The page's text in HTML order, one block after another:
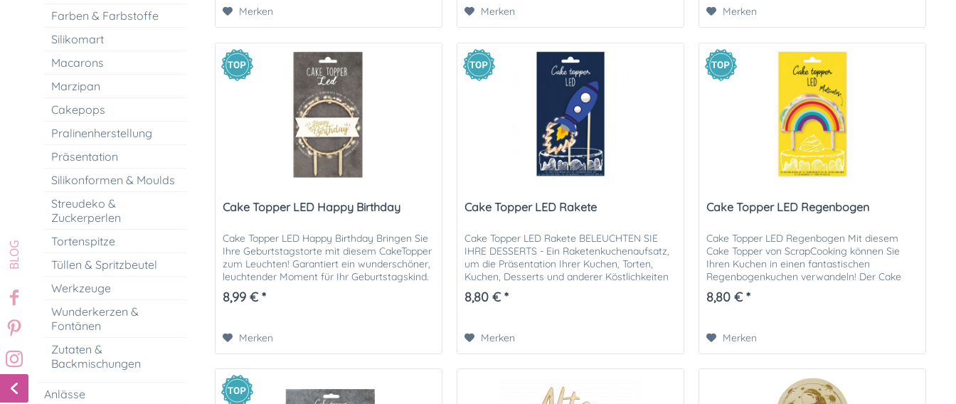
Farben & Farbstoffe
Silikomart
Macarons
Marzipan
Cakepops
Pralinenherstellung
Präsentation
Silikonformen & Moulds
Streudeko &
Zuckerperlen
Tortenspitze
Tüllen & Spritzbeutel
Werkzeuge
Wunderkerzen &
Fontänen
Zutaten &
Backmischungen
Anlässe
Merken Merken Merken
Cake Topper LED Happy Birthday
Cake Topper LED Happy Birthday Bringen Sie
Ihre Geburtstagstorte mit diesem CakeTopper
zum Leuchten! Garantiert ein wunderschöner,
leuchtender Moment für Ihr Geburtstagskind.
Material:...
8,99 € *
Merken
Cake Topper LED Rakete
Cake Topper LED Rakete BELEUCHTEN SIE
IHRE DESSERTS - Ein Raketenkuchenaufsatz,
um die Präsentation Ihrer Kuchen, Torten,
Kuchen, Desserts und anderer Köstlichkeiten
zu vergrößern....
8,80 € *
Merken
Cake Topper LED Regenbogen
Cake Topper LED Regenbogen Mit diesem
Cake Topper von ScrapCooking können Sie
Ihren Kuchen in einen fantastischen
Regenbogenkuchen verwandeln! Der Cake
Topper kombiniert ein warmes Holzdesign
mit...
8,80 € *
Merken